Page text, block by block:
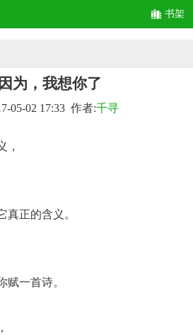
书架
为，我想你了
发表于2017-05-02 17:33 作者:千寻
，
真正的含义。
赋一首诗。